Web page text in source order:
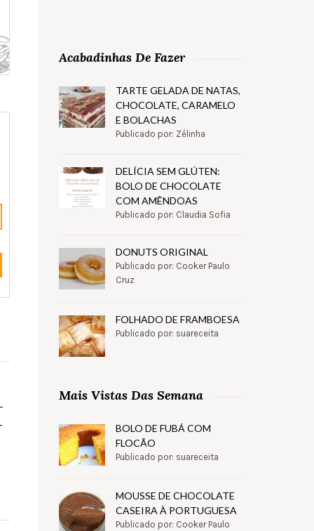
Acabadinhas De Fazer
TARTE GELADA DE NATAS,
CHOCOLATE, CARAMELO
E BOLACHAS
Publicado por: Zélinha
DELÍCIA SEM GLÚTEN:
BOLO DE CHOCOLATE
COM AMÊNDOAS
Publicado por: Claudia Sofia
DONUTS ORIGINAL
Publicado por: Cooker Paulo
Cruz
FOLHADO DE FRAMBOESA
Publicado por: suareceita
Mais Vistas Das Semana
BOLO DE FUBÁ COM
FLOCÃO
Publicado por: suareceita
MOUSSE DE CHOCOLATE
CASEIRA À PORTUGUESA
Publicado por: Cooker Paulo